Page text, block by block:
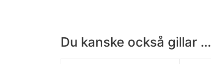
Du kanske också gillar ...